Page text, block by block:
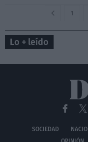
1
Lo + leído
SOCIEDAD